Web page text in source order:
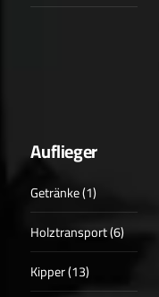
Auflieger
Getränke (1)
Holztransport (6)
Kipper (13)